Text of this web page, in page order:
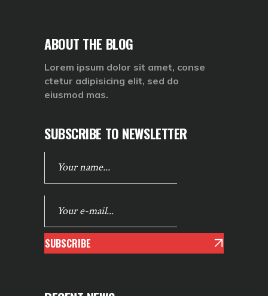
ABOUT THE BLOG
Lorem ipsum dolor sit amet, conse
ctetur adipisicing elit, sed do
eiusmod mas.
SUBSCRIBE TO NEWSLETTER
SUBSCRIBE